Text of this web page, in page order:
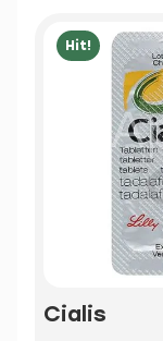
Hit!
Cialis